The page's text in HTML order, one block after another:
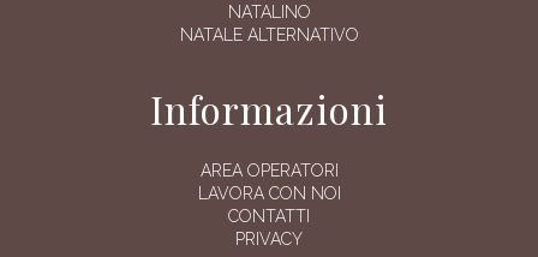
NATALINO
NATALE ALTERNATIVO
Informazioni
AREA OPERATORI
LAVORA CON NOI
CONTATTI
PRIVACY